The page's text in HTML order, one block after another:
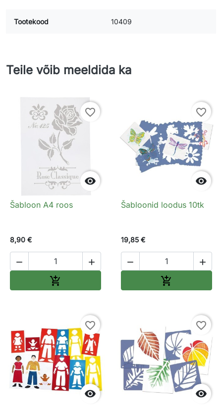
Tootekood 10409
Teile võib meeldida ka

favorite_border
Šabloon A4 roos
8,90 €
 


favorite_border
Šabloonid loodus 10tk
19,85 €
 


favorite_border

favorite_border